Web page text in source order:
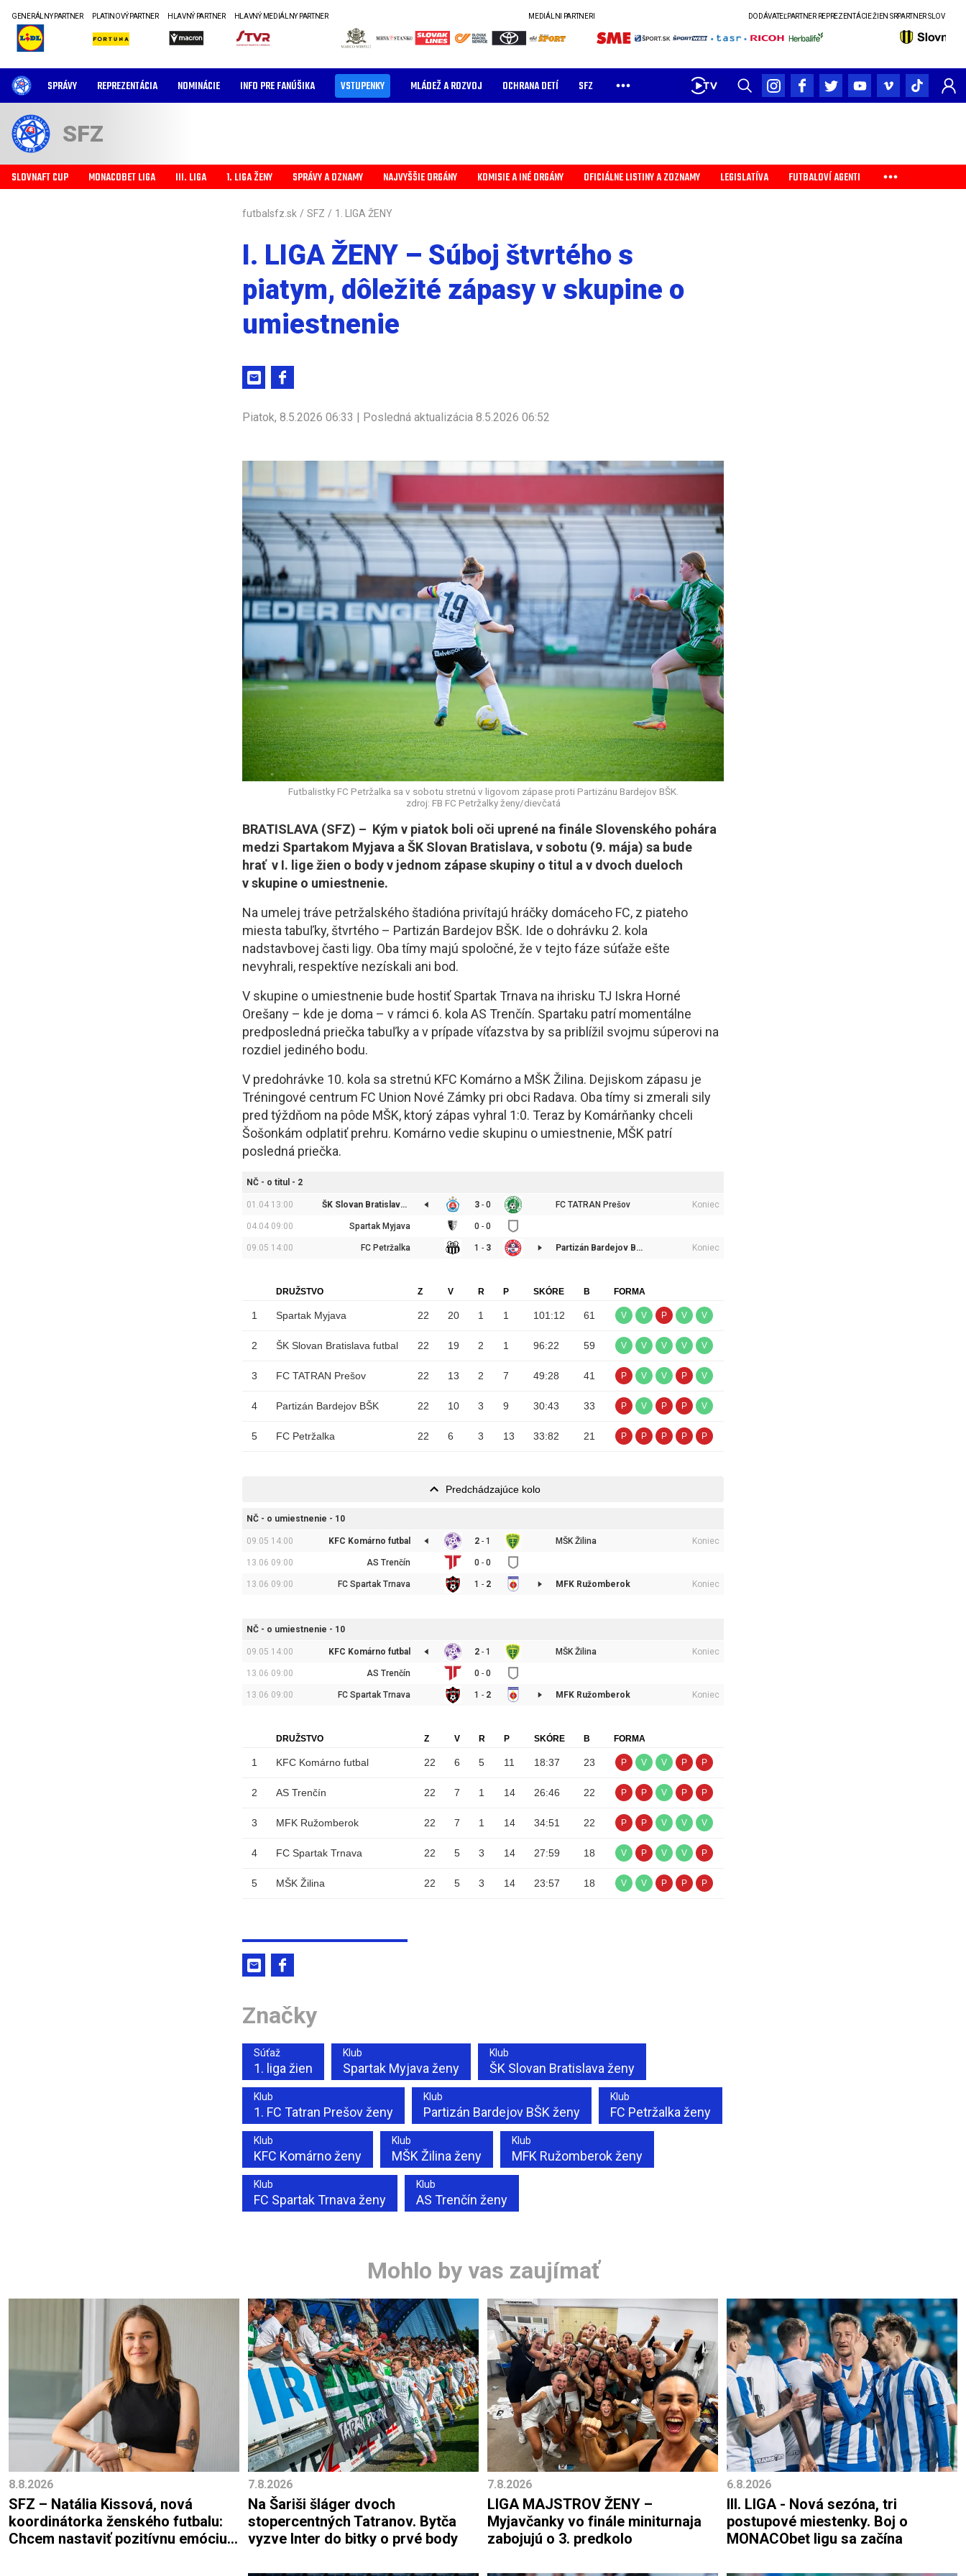
GENERÁLNY PARTNER PLATINOVÝ PARTNER HLAVNÝ PARTNER HLAVNÝ MEDIÁLNY PARTNER MEDIÁLNI PARTNERI PARTNER REPREZENTÁCIE ŽIEN SRPARTNER SLOVENSKÉHO POHÁRA
SPRÁVY REPREZENTÁCIA NOMINÁCIE INFO PRE FANÚŠIKA VSTUPENKY MLÁDEŽ A ROZVOJ OCHRANA DETÍ SFZ
SFZ
SLOVNAFT CUP MONACOBET LIGA III. LIGA 1. LIGA ŽENY SPRÁVY A OZNAMY NAJVYŠŠIE ORGÁNY KOMISIE A INÉ ORGÁNY OFICIÁLNE LISTINY A ZOZNAMY LEGISLATÍVA FUTBALOVÍ AGENTI
futbalsfz.sk / SFZ / 1. LIGA ŽENY
I. LIGA ŽENY – Súboj štvrtého s
piatym, dôležité zápasy v skupine o
umiestnenie
Piatok, 8.5.2026 06:33 | Posledná aktualizácia 8.5.2026 06:52
Futbalistky FC Petržalka sa v sobotu stretnú v ligovom zápase proti Partizánu Bardejov BŠK.
zdroj: FB FC Petržalky ženy/dievčatá
BRATISLAVA (SFZ) – Kým v piatok boli oči uprené na finále Slovenského pohára
medzi Spartakom Myjava a ŠK Slovan Bratislava, v sobotu (9. mája) sa bude
hrať v I. lige žien o body v jednom zápase skupiny o titul a v dvoch dueloch
v skupine o umiestnenie.
Na umelej tráve petržalského štadióna privítajú hráčky domáceho FC, z piateho
miesta tabuľky, štvrtého – Partizán Bardejov BŠK. Ide o dohrávku 2. kola
nadstavbovej časti ligy. Oba tímy majú spoločné, že v tejto fáze súťaže ešte
nevyhrali, respektíve nezískali ani bod.
V skupine o umiestnenie bude hostiť Spartak Trnava na ihrisku TJ Iskra Horné
Orešany – kde je doma – v rámci 6. kola AS Trenčín. Spartaku patrí momentálne
predposledná priečka tabuľky a v prípade víťazstva by sa priblížil svojmu súperovi na
rozdiel jediného bodu.
V predohrávke 10. kola sa stretnú KFC Komárno a MŠK Žilina. Dejiskom zápasu je
Tréningové centrum FC Union Nové Zámky pri obci Radava. Oba tímy si zmerali sily
pred týždňom na pôde MŠK, ktorý zápas vyhral 1:0. Teraz by Komárňanky chceli
Šošonkám odplatiť prehru. Komárno vedie skupinu o umiestnenie, MŠK patrí
posledná priečka.
NČ - o titul - 2
01.04 13:00 ŠK Slovan Bratislava futbal 3 - 0 FC TATRAN Prešov Koniec
04.04 09:00 Spartak Myjava 0 - 0
09.05 14:00 FC Petržalka 1 - 3 Partizán Bardejov BŠK Koniec
DRUŽSTVO Z V R P SKÓRE B FORMA
1 Spartak Myjava 22 20 1 1 101 :12 61 V V P V V
2 ŠK Slovan Bratislava futbal 22 19 2 1 96:22 59 V V V V V
3 FC TATRAN Prešov 22 13 2 7 49:28 41 P V V P V
4 Partizán Bardejov BŠK 22 10 3 9 30:43 33 P V P P V
5 FC Petržalka 22 6 3 13 33:82 21 P P P P P
Predchádzajúce kolo
NČ - o umiestnenie - 10
09.05 14:00 KFC Komárno futbal 2 - 1 MŠK Žilina Koniec
13.06 09:00 AS Trenčín 0 - 0
13.06 09:00 FC Spartak Trnava 1 - 2 MFK Ružomberok Koniec
NČ - o umiestnenie - 10
09.05 14:00 KFC Komárno futbal 2 - 1 MŠK Žilina Koniec
13.06 09:00 AS Trenčín 0 - 0
13.06 09:00 FC Spartak Trnava 1 - 2 MFK Ružomberok Koniec
DRUŽSTVO Z V R P SKÓRE B FORMA
1 KFC Komárno futbal 22 6 5 11 18:37 23 P V V P P
2 AS Trenčín 22 7 1 14 26:46 22 P P V P P
3 MFK Ružomberok 22 7 1 14 34:51 22 P P V V V
4 FC Spartak Trnava 22 5 3 14 27:59 18 V P V V P
5 MŠK Žilina 22 5 3 14 23:57 18 V V P P P
Značky
Súťaž
1. liga žien
Klub
Spartak Myjava ženy
Klub
ŠK Slovan Bratislava ženy
Klub
1. FC Tatran Prešov ženy
Klub
Partizán Bardejov BŠK ženy
Klub
FC Petržalka ženy
Klub
KFC Komárno ženy
Klub
MŠK Žilina ženy
Klub
MFK Ružomberok ženy
Klub
FC Spartak Trnava ženy
Klub
AS Trenčín ženy
Mohlo by vas zaujímať
8.8.2026
SFZ – Natália Kissová, nová
koordinátorka ženského futbalu:
Chcem nastaviť pozitívnu emóciu
7.8.2026
Na Šariši šláger dvoch
stopercentných Tatranov. Bytča
vyzve Inter do bitky o prvé body
7.8.2026
LIGA MAJSTROV ŽENY –
Myjavčanky vo finále miniturnaja
zabojujú o 3. predkolo
6.8.2026
III. LIGA - Nová sezóna, tri
postupové miestenky. Boj o
MONACObet ligu sa začína